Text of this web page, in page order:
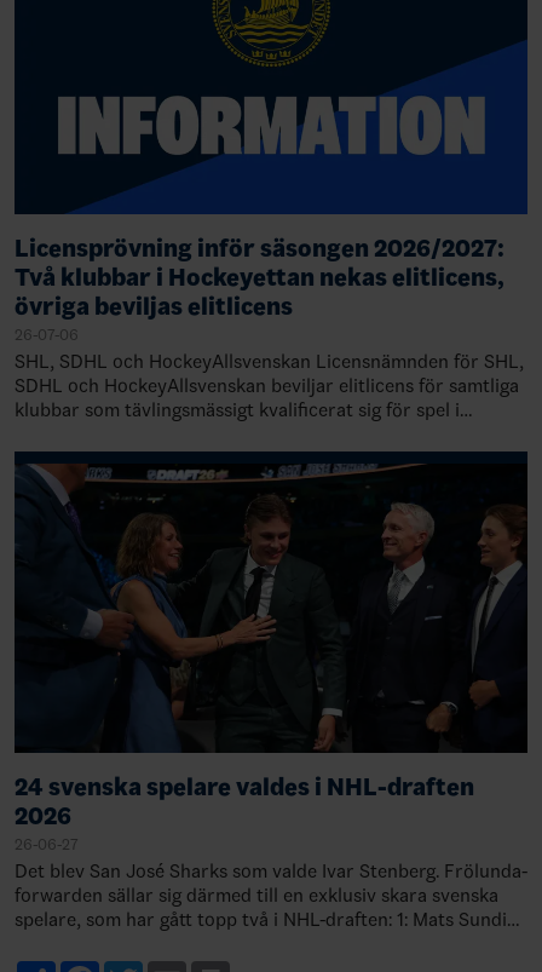
Licensprövning inför säsongen 2026/2027:
Två klubbar i Hockeyettan nekas elitlicens,
övriga beviljas elitlicens
26-07-06
SHL, SDHL och HockeyAllsvenskan Licensnämnden för SHL,
SDHL och HockeyAllsvenskan beviljar elitlicens för samtliga
klubbar som tävlingsmässigt kvalificerat sig för spel i
24 svenska spelare valdes i NHL-draften
2026
26-06-27
Det blev San José Sharks som valde Ivar Stenberg. Frölunda-
forwarden sällar sig därmed till en exklusiv skara svenska
spelare, som har gått topp två i NHL-draften: 1: Mats Sundin,